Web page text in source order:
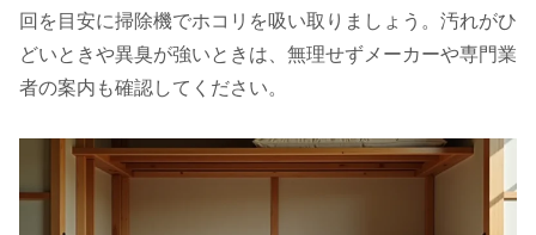
回を目安に掃除機でホコリを吸い取りましょう。汚れがひ
どいときや異臭が強いときは、無理せずメーカーや専門業
者の案内も確認してください。